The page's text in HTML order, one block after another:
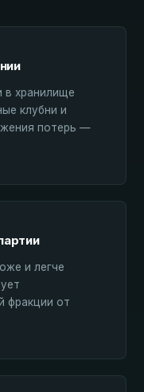
в хранилище
клубни и
потерь —
и легче
фракции от